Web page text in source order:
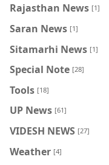
Rajasthan News [1]
Saran News [1]
Sitamarhi News [1]
Special Note [28]
Tools [18]
UP News [61]
VIDESH NEWS [27]
Weather [4]